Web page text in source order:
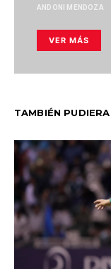
ANDONI MENDOZA
VER MÁS
TAMBIÉN